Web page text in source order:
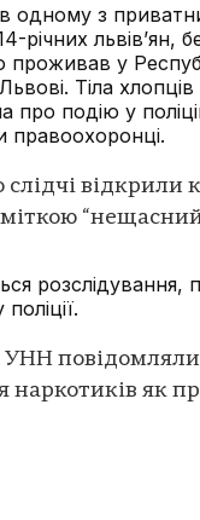
одному з
річних
проживав у
Тіла
про подію у
правоохоронці.
відкрили
розслідування,
наркотиків як